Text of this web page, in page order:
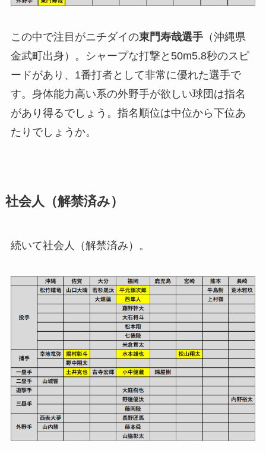
この中で注目がニチダイの東門寿哉選手（沖縄県
金武町出身）。シャープな打撃と50m5.8秒のスピ
ードがあり、1番打者として非常に優れた選手で
す。身体能力高い系の外野手が欲しい球団は指名
があり得るでしょう。指名順位は中位から下位あ
たりでしょうか。
社会人（解禁済み）
続いて社会人（解禁済み）。